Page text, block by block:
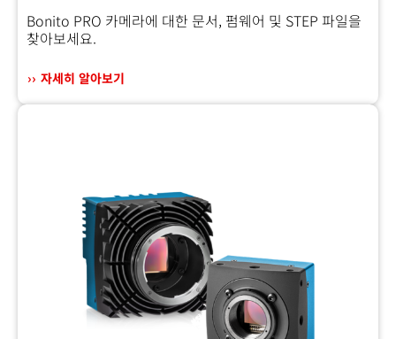
Bonito PRO 카메라에 대한 문서, 펌웨어 및 STEP 파일을
찾아보세요.
자세히 알아보기